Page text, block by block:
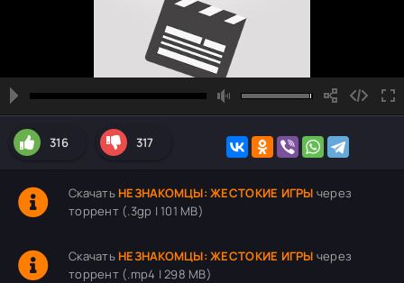
316 317
Скачать НЕЗНАКОМЦЫ: ЖЕСТОКИЕ ИГРЫ через
торрент (.3gp | 101 MB)
Скачать НЕЗНАКОМЦЫ: ЖЕСТОКИЕ ИГРЫ через
торрент (.mp4 | 298 MB)